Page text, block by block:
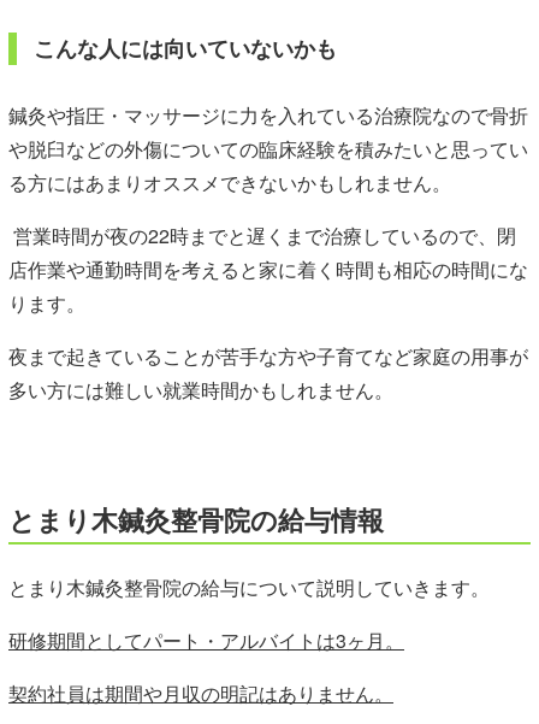
こんな人には向いていないかも
鍼灸や指圧・マッサージに力を入れている治療院なので骨折
や脱臼などの外傷についての臨床経験を積みたいと思ってい
る方にはあまりオススメできないかもしれません。
営業時間が夜の22時までと遅くまで治療しているので、閉
店作業や通勤時間を考えると家に着く時間も相応の時間にな
ります。
夜まで起きていることが苦手な方や子育てなど家庭の用事が
多い方には難しい就業時間かもしれません。
とまり木鍼灸整骨院の給与情報
とまり木鍼灸整骨院の給与について説明していきます。
研修期間としてパート・アルバイトは3ヶ月。
契約社員は期間や月収の明記はありません。